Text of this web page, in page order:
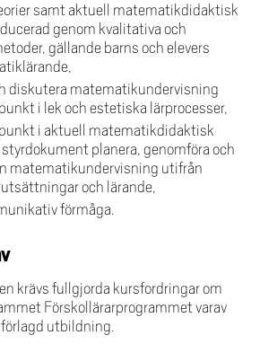
samt aktuell matematikdidaktisk
genom kvalitativa och
gällande barns och elevers
diskutera matematikundervisning
i lek och estetiska lärprocesser,
i aktuell matematikdidaktisk
planera, genomföra och
matematikundervisning utifrån
och lärande,
förmåga.
krävs fullgjorda kursfordringar om
Förskollärarprogrammet varav
utbildning.